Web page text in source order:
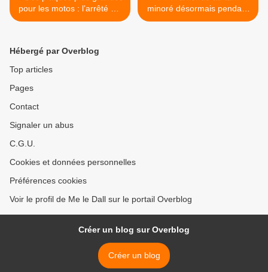
pour les motos : l’arrêté qui
fait peur !
minoré désormais pendant
15 jours >
Hébergé par Overblog
Top articles
Pages
Contact
Signaler un abus
C.G.U.
Cookies et données personnelles
Préférences cookies
Voir le profil de Me le Dall sur le portail Overblog
Créer un blog sur Overblog
Créer un blog